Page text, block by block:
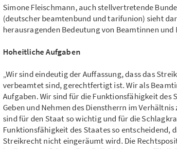
Simone Fleischmann, auch stellvertretende
(deutscher beamtenbund und tarifunion) sieht
herausragenden Bedeutung von Beamtinnen und
Hoheitliche Aufgaben
„Wir sind eindeutig der Auffassung, dass das
verbeamtet sind, gerechtfertigt ist. Wir als
Aufgaben. Wir sind für die Funktionsfähigkeit des
Geben und Nehmen des Dienstherrn im
sind für den Staat so wichtig und für die
Funktionsfähigkeit des Staates so entscheidend,
Streikrecht nicht eingeräumt wird. Die